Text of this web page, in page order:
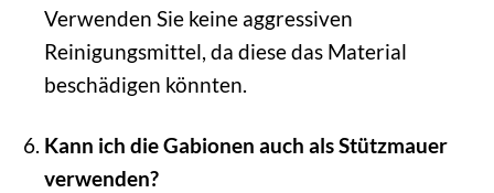
Verwenden Sie keine aggressiven
Reinigungsmittel, da diese das Material
beschädigen könnten.
Kann ich die Gabionen auch als Stützmauer
verwenden?